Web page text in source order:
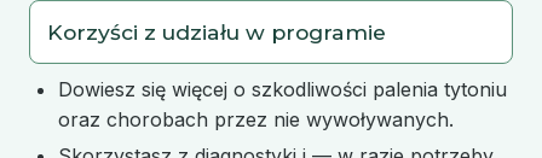
Korzyści z udziału w programie
Dowiesz się więcej o szkodliwości palenia tytoniu
oraz chorobach przez nie wywoływanych.